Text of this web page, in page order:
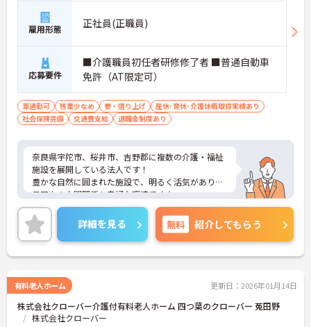
雇用形態 正社員(正職員)
応募要件
■介護職員初任者研修修了者 ■普通自動車
免許（AT限定可）
車通勤可 残業少なめ 寮・借り上げ
産休･育休･介護休暇取得実績あり
社会保険完備
交通費支給 退職金制度あり
奈良県宇陀市、桜井市、吉野郡に複数の介護・福祉
施設を展開している法人です！
豊かな自然に囲まれた施設で、明るく活気があり職
員同士の人間関係も良好な環境です♪
ご興味がある方は是非一度マイナビまでお問い合わ
せ下さい。さらに詳細などお伝えします！
詳細を見る 無料 紹介してもらう
有料老人ホーム 更新日：2026年01月14日
株式会社クローバー介護付有料老人ホーム 四つ葉のクローバー 菟田野
株式会社クローバー